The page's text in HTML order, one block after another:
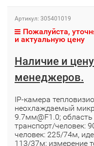
Артикул: 305401019
Пожалуйста,
и актуальную цену
Наличие и
менеджеров.
IP-камера
неохлаждаемый
9.7мм@F1.0; область
транспорт/человек:
человек: 225/74м,
113/37м; измерение